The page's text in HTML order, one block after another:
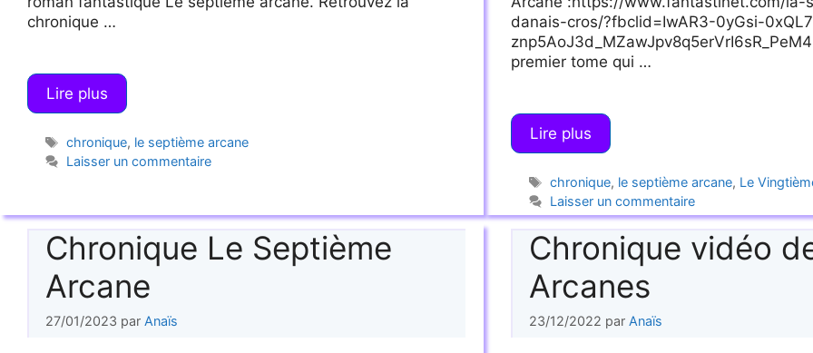
chronique …
Lire plus
Étiquettes
chronique, le septième arcane
Laisser un commentaire
danais-cros/?fbclid=IwAR3-0yGsi-
premier tome qui …
Lire plus
Étiquettes
chronique, le septième arcane, Le
Laisser un commentaire
Chronique Le Septième
Arcane
27/01/2023 par Anaïs
Chronique vidéo
Arcanes
23/12/2022 par Anaïs